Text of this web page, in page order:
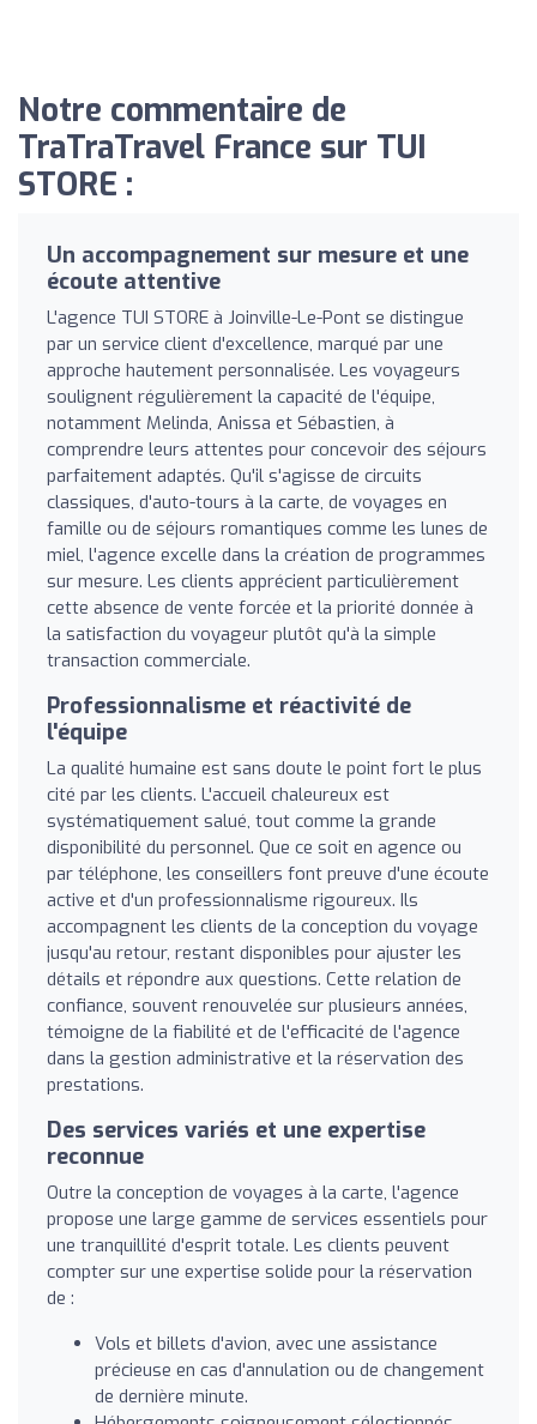
Notre commentaire de
TraTraTravel France sur TUI
STORE :
Un accompagnement sur mesure et une
écoute attentive
L'agence TUI STORE à Joinville-Le-Pont se distingue
par un service client d'excellence, marqué par une
approche hautement personnalisée. Les voyageurs
soulignent régulièrement la capacité de l'équipe,
notamment Melinda, Anissa et Sébastien, à
comprendre leurs attentes pour concevoir des séjours
parfaitement adaptés. Qu'il s'agisse de circuits
classiques, d'auto-tours à la carte, de voyages en
famille ou de séjours romantiques comme les lunes de
miel, l'agence excelle dans la création de programmes
sur mesure. Les clients apprécient particulièrement
cette absence de vente forcée et la priorité donnée à
la satisfaction du voyageur plutôt qu'à la simple
transaction commerciale.
Professionnalisme et réactivité de
l'équipe
La qualité humaine est sans doute le point fort le plus
cité par les clients. L'accueil chaleureux est
systématiquement salué, tout comme la grande
disponibilité du personnel. Que ce soit en agence ou
par téléphone, les conseillers font preuve d'une écoute
active et d'un professionnalisme rigoureux. Ils
accompagnent les clients de la conception du voyage
jusqu'au retour, restant disponibles pour ajuster les
détails et répondre aux questions. Cette relation de
confiance, souvent renouvelée sur plusieurs années,
témoigne de la fiabilité et de l'efficacité de l'agence
dans la gestion administrative et la réservation des
prestations.
Des services variés et une expertise
reconnue
Outre la conception de voyages à la carte, l'agence
propose une large gamme de services essentiels pour
une tranquillité d'esprit totale. Les clients peuvent
compter sur une expertise solide pour la réservation
de :
Vols et billets d'avion, avec une assistance
précieuse en cas d'annulation ou de changement
de dernière minute.